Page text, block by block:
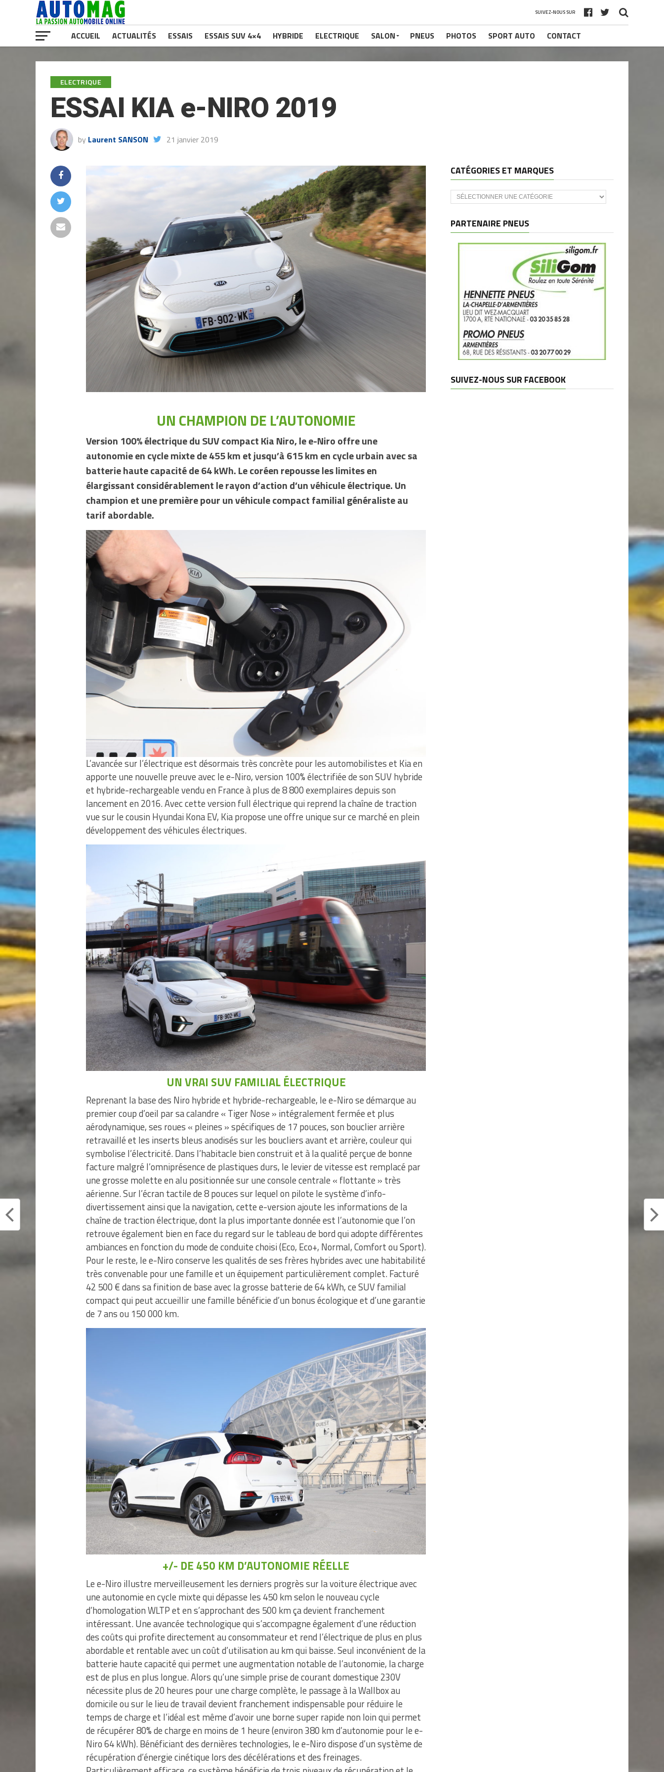
SUIVEZ-NOUS SUR
ACCUEIL ACTUALITÉS ESSAIS ESSAIS SUV 4×4 HYBRIDE ELECTRIQUE SALON PNEUS PHOTOS SPORT AUTO CONTACT
ELECTRIQUE
ESSAI KIA e-NIRO 2019
by Laurent SANSON 21 janvier 2019
UN CHAMPION DE L’AUTONOMIE
Version 100% électrique du SUV compact Kia Niro, le e-Niro offre une
autonomie en cycle mixte de 455 km et jusqu’à 615 km en cycle urbain avec sa
batterie haute capacité de 64 kWh. Le coréen repousse les limites en
élargissant considérablement le rayon d’action d’un véhicule électrique. Un
champion et une première pour un véhicule compact familial généraliste au
tarif abordable.
L’avancée sur l’électrique est désormais très concrète pour les automobilistes et Kia en
apporte une nouvelle preuve avec le e-Niro, version 100% électrifiée de son SUV hybride
et hybride-rechargeable vendu en France à plus de 8 800 exemplaires depuis son
lancement en 2016. Avec cette version full électrique qui reprend la chaîne de traction
vue sur le cousin Hyundai Kona EV, Kia propose une offre unique sur ce marché en plein
développement des véhicules électriques.
UN VRAI SUV FAMILIAL ÉLECTRIQUE
Reprenant la base des Niro hybride et hybride-rechargeable, le e-Niro se démarque au
premier coup d’oeil par sa calandre « Tiger Nose » intégralement fermée et plus
aérodynamique, ses roues « pleines » spécifiques de 17 pouces, son bouclier arrière
retravaillé et les inserts bleus anodisés sur les boucliers avant et arrière, couleur qui
symbolise l’électricité. Dans l’habitacle bien construit et à la qualité perçue de bonne
facture malgré l’omniprésence de plastiques durs, le levier de vitesse est remplacé par
une grosse molette en alu positionnée sur une console centrale « flottante » très
aérienne. Sur l’écran tactile de 8 pouces sur lequel on pilote le système d’info-
divertissement ainsi que la navigation, cette e-version ajoute les informations de la
chaîne de traction électrique, dont la plus importante donnée est l’autonomie que l’on
retrouve également bien en face du regard sur le tableau de bord qui adopte différentes
ambiances en fonction du mode de conduite choisi (Eco, Eco+, Normal, Comfort ou Sport).
Pour le reste, le e-Niro conserve les qualités de ses frères hybrides avec une habitabilité
très convenable pour une famille et un équipement particulièrement complet. Facturé
42 500 € dans sa finition de base avec la grosse batterie de 64 kWh, ce SUV familial
compact qui peut accueillir une famille bénéficie d’un bonus écologique et d’une garantie
de 7 ans ou 150 000 km.
+/- DE 450 KM D’AUTONOMIE RÉELLE
Le e-Niro illustre merveilleusement les derniers progrès sur la voiture électrique avec
une autonomie en cycle mixte qui dépasse les 450 km selon le nouveau cycle
d’homologation WLTP et en s’approchant des 500 km ça devient franchement
intéressant. Une avancée technologique qui s’accompagne également d’une réduction
des coûts qui profite directement au consommateur et rend l’électrique de plus en plus
abordable et rentable avec un coût d’utilisation au km qui baisse. Seul inconvénient de la
batterie haute capacité qui permet une augmentation notable de l’autonomie, la charge
est de plus en plus longue. Alors qu’une simple prise de courant domestique 230V
nécessite plus de 20 heures pour une charge complète, le passage à la Wallbox au
domicile ou sur le lieu de travail devient franchement indispensable pour réduire le
temps de charge et l’idéal est même d’avoir une borne super rapide non loin qui permet
de récupérer 80% de charge en moins de 1 heure (environ 380 km d’autonomie pour le e-
Niro 64 kWh). Bénéficiant des dernières technologies, le e-Niro dispose d’un système de
récupération d’énergie cinétique lors des décélérations et des freinages.
CATÉGORIES ET MARQUES
Catégories
et
PARTENAIRE PNEUS
SUIVEZ-NOUS SUR FACEBOOK